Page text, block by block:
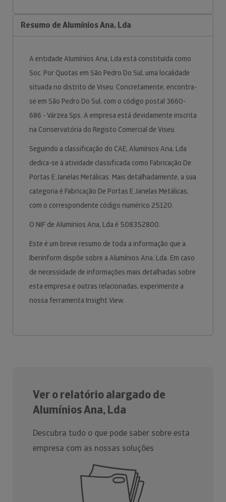
Resumo de Alumínios Ana, Lda
A entidade Alumínios Ana, Lda está constituída como
Soc. Por Quotas em São Pedro Do Sul, uma localidade
situada no distrito de Viseu. Concretamente, encontra-
se em São Pedro Do Sul, com o código postal 3660-
686 - Várzea Sps. A empresa está devidamente inscrita
na Conservatória do Registo Comercial de Viseu.
Seguindo a classificação do CAE, Alumínios Ana, Lda
dedica-se à atividade classificada como Fabricação De
Portas E Janelas Metálicas. Mais detalhadamente, a sua
categoria é Fabricação De Portas E Janelas Metálicas,
com o correspondente código numérico 25120.
O NIF de Alumínios Ana, Lda é 508352800.
Este é um breve resumo de toda a informação que a
Iberinform dispõe sobre a Alumínios Ana, Lda. Em caso
de necessidade de informações mais detalhadas sobre
esta empresa e outras relacionadas, experimente a
nossa ferramenta Insight View.
Ver o relatório alargado de
Alumínios Ana, Lda
Descubra tudo o que pode saber sobre esta
empresa com as nossas soluções